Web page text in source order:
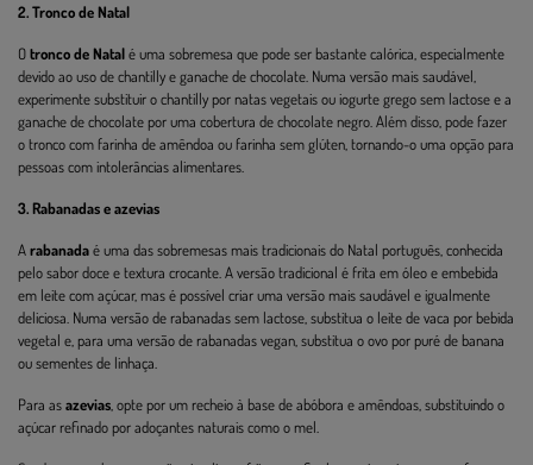
2. Tronco de Natal
Otronco de Natalé uma sobremesa que pode ser bastante calórica, especialmente
devido ao uso de chantilly e ganache de chocolate. Numa versão mais saudável,
experimente substituir o chantilly por natas vegetais ou iogurte grego sem lactose e a
ganache de chocolate por uma cobertura de chocolate negro. Além disso, pode fazer
o tronco com farinha de amêndoa ou farinha sem glúten, tornando-o uma opção para
pessoas com intolerâncias alimentares.
3. Rabanadas e azevias
Arabanadaé uma das sobremesas mais tradicionais do Natal português, conhecida
pelo sabor doce e textura crocante. A versão tradicional é frita em óleo e embebida
em leite com açúcar, mas é possível criar uma versão mais saudável e igualmente
deliciosa. Numa versão de rabanadas sem lactose, substitua o leite de vaca por bebida
vegetal e, para uma versão de rabanadas vegan, substitua o ovo por puré de banana
ou sementes de linhaça.
Para asazevias , opte por um recheio à base de abóbora e amêndoas, substituindo o
açúcar refinado por adoçantes naturais como o mel.